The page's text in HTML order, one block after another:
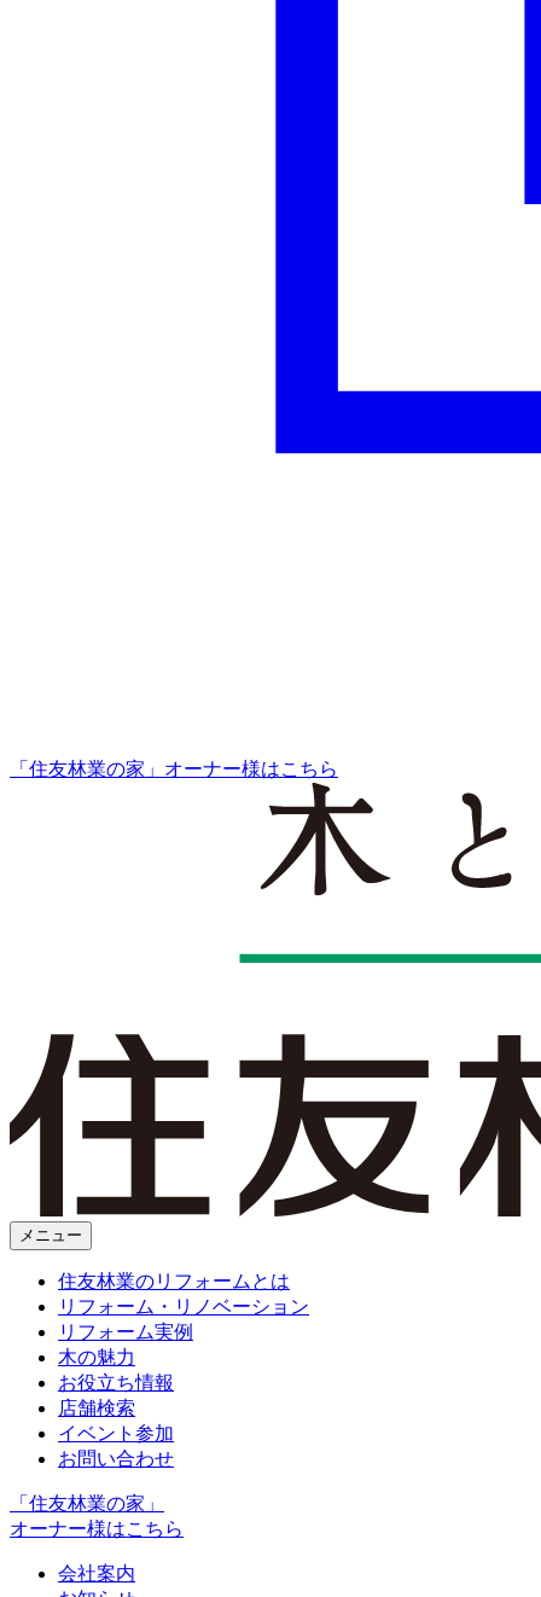
「住友林業の家」オーナー様はこちら
メニュー
住友林業のリフォームとは
リフォーム・リノベーション
リフォーム実例
木の魅力
お役立ち情報
店舗検索
イベント参加
お問い合わせ
「住友林業の家」
オーナー様はこちら
会社案内